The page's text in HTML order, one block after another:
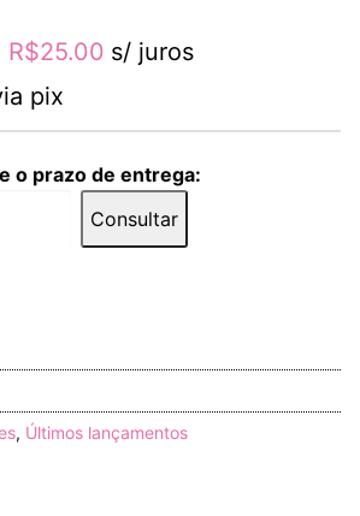
R$25.00 s/ juros
pix
o prazo de entrega:
Consultar
, Últimos lançamentos